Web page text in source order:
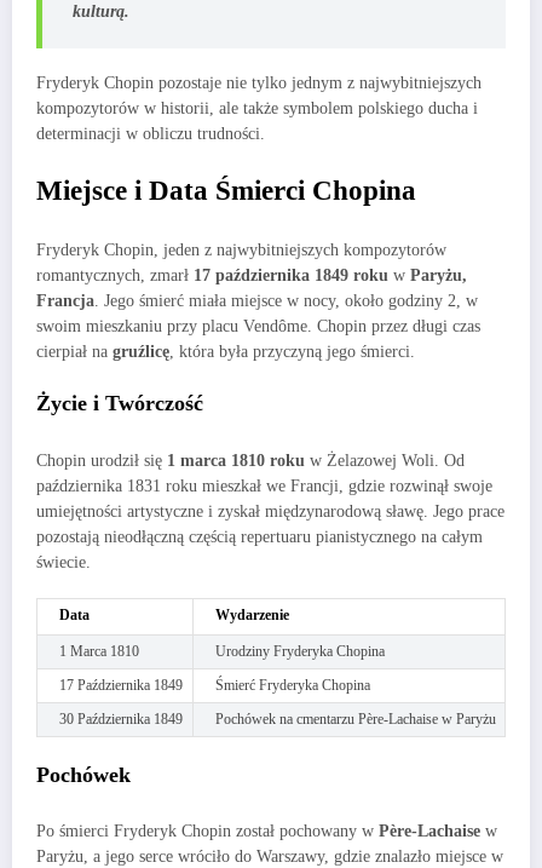
kulturą.
Fryderyk Chopin pozostaje nie tylko jednym z najwybitniejszych
kompozytorów w historii, ale także symbolem polskiego ducha i
determinacji w obliczu trudności.
Miejsce i Data Śmierci Chopina
Fryderyk Chopin, jeden z najwybitniejszych kompozytorów
romantycznych, zmarł 17 października 1849 roku w Paryżu,
Francja. Jego śmierć miała miejsce w nocy, około godziny 2, w
swoim mieszkaniu przy placu Vendôme. Chopin przez długi czas
cierpiał na gruźlicę, która była przyczyną jego śmierci.
Życie i Twórczość
Chopin urodził się 1 marca 1810 roku w Żelazowej Woli. Od
października 1831 roku mieszkał we Francji, gdzie rozwinął swoje
umiejętności artystyczne i zyskał międzynarodową sławę. Jego prace
pozostają nieodłączną częścią repertuaru pianistycznego na całym
świecie.
Data Wydarzenie
1 Marca 1810
Urodziny Fryderyka Chopina
17 Października 1849
Śmierć Fryderyka Chopina
30 Października 1849
Pochówek na cmentarzu Père-Lachaise w Paryżu
Pochówek
Po śmierci Fryderyk Chopin został pochowany w Père-Lachaise w
Paryżu, a jego serce wróciło do Warszawy, gdzie znalazło miejsce w